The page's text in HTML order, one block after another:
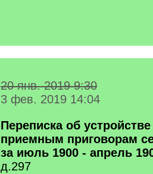
20 янв. 2019 9:30
3 фев. 2019 14:04
Переписка об
приемным приговорам
за июль 1900 - апрель
д.297